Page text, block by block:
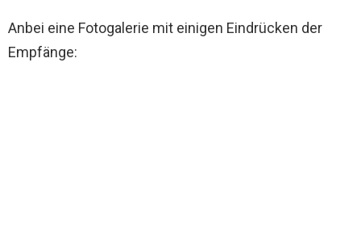
Anbei eine Fotogalerie mit einigen Eindrücken der
Empfänge: